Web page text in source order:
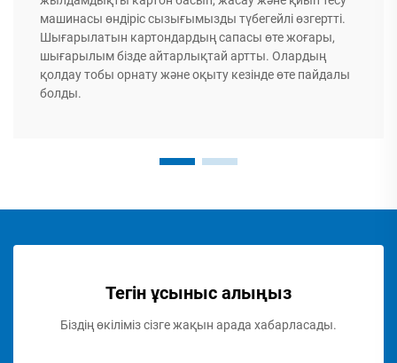
машинасы өндіріс сызығымызды түбегейлі өзгертті.
Шығарылатын картондардың сапасы өте жоғары,
шығарылым бізде айтарлықтай артты. Олардың
қолдау тобы орнату және оқыту кезінде өте пайдалы
болды.
Тегін ұсыныс алыңыз
Біздің өкіліміз сізге жақын арада хабарласады.